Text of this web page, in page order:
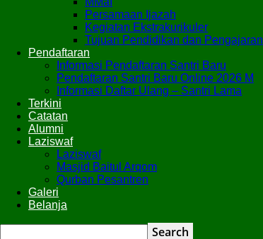
Persamaan Ijazah
Kegiatan Ekstrakurikuler
Tujuan Pendidikan dan Pengajaran
Pendaftaran
Informasi Pendaftaran Santri Baru
Pendaftaran Santri Baru Online 2026 M
Informasi Daftar Ulang – Santri Lama
Terkini
Catatan
Alumni
Laziswaf
Laziswaf
Masjid Baitul Arqom
Qurban Pesantren
Galeri
Belanja